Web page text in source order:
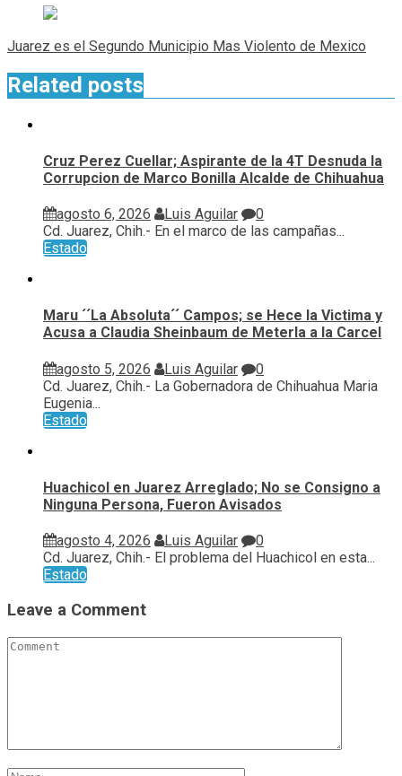
Juarez es el Segundo Municipio Mas Violento de Mexico
Related posts
Cruz Perez Cuellar; Aspirante de la 4T Desnuda la
Corrupcion de Marco Bonilla Alcalde de Chihuahua
agosto 6, 2026 Luis Aguilar
0
Cd. Juarez, Chih.- En el marco de las campañas...
Estado
Maru ´´La Absoluta´´ Campos; se Hece la Victima y
Acusa a Claudia Sheinbaum de Meterla a la Carcel
agosto 5, 2026 Luis Aguilar
0
Cd. Juarez, Chih.- La Gobernadora de Chihuahua Maria
Eugenia...
Estado
Huachicol en Juarez Arreglado; No se Consigno a
Ninguna Persona, Fueron Avisados
agosto 4, 2026 Luis Aguilar
0
Cd. Juarez, Chih.- El problema del Huachicol en esta...
Estado
Leave a Comment